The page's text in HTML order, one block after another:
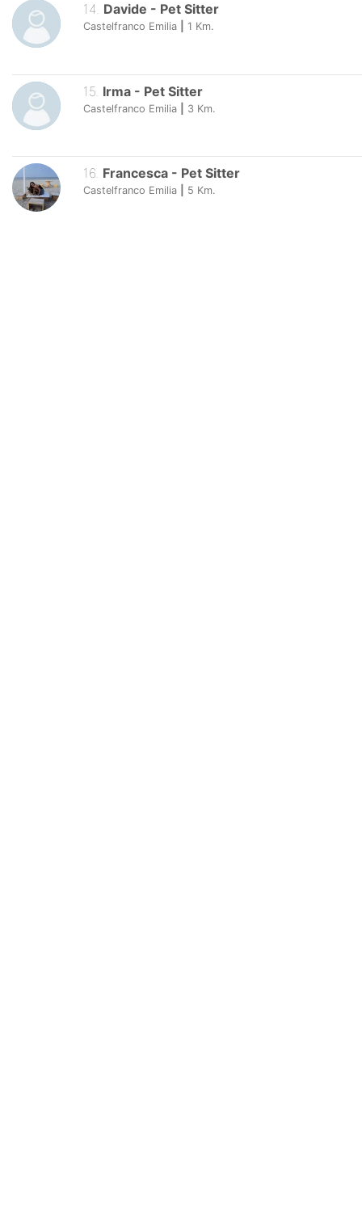
14. Davide - Pet Sitter
Castelfranco Emilia 1 Km.
15 Irma - Pet Sitter
Castelfranco Emilia 3 Km.
16 Francesca - Pet Sitter
Castelfranco Emilia 5 Km.